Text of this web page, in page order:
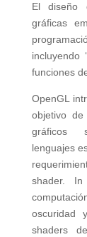
El diseño
gráficas
incluyendo
funciones
OpenGL
objetivo
gráficos
lenguajes
shader.
oscuridad
shaders